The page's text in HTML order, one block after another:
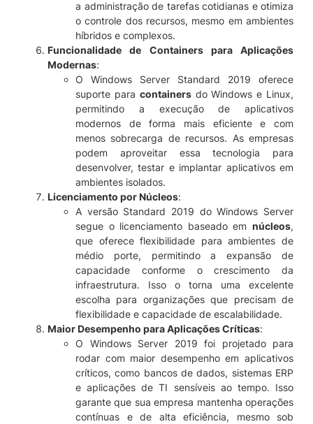
a administração de tarefas cotidianas e otimiza
o controle dos recursos, mesmo em ambientes
híbridos e complexos.
Funcionalidade de Containers para Aplicações
Modernas:
O Windows Server Standard 2019 oferece
suporte para containersdo Windows e Linux,
permitindo a execução de aplicativos
modernos de forma mais eficiente e com
menos sobrecarga de recursos. As empresas
podem aproveitar essa tecnologia para
desenvolver, testar e implantar aplicativos em
ambientes isolados.
Licenciamento por Núcleos:
A versão Standard 2019 do Windows Server
segue o licenciamento baseado em núcleos,
que oferece flexibilidade para ambientes de
médio porte, permitindo a expansão de
capacidade conforme o crescimento da
infraestrutura. Isso o torna uma excelente
escolha para organizações que precisam de
flexibilidade e capacidade de escalabilidade.
Maior Desempenho para Aplicações Críticas:
O Windows Server 2019 foi projetado para
rodar com maior desempenho em aplicativos
críticos, como bancos de dados, sistemas ERP
e aplicações de TI sensíveis ao tempo. Isso
garante que sua empresa mantenha operações
contínuas e de alta eficiência, mesmo sob